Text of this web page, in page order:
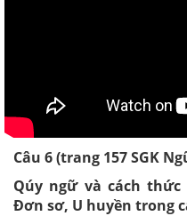
Câu 6 (trang 157 SGK
Qúy ngữ và cách
Đơn sơ, U huyền trong